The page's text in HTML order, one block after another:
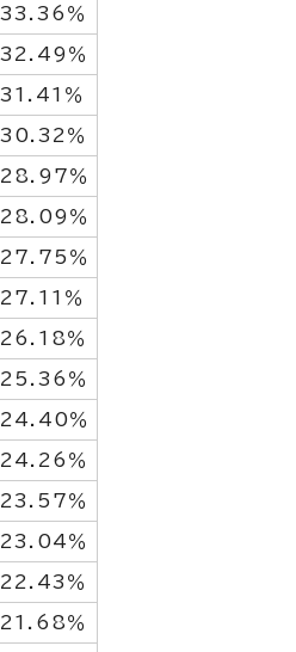
33.36％
32.49％
31.41％
30.32％
28.97％
28.09％
27.75％
27.11％
26.18％
25.36％
24.40％
24.26％
23.57％
23.04％
22.43％
21.68％